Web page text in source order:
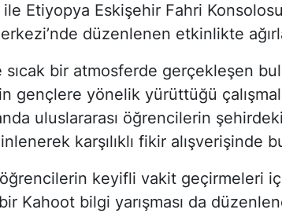
Etiyopya Eskişehir Fahri
düzenlenen etkinlikte
sıcak bir atmosferde gerçekleşen
gençlere yönelik yürüttüğü
uluslararası öğrencilerin
karşılıklı fikir alışverişinde
keyifli vakit geçirmeleri
Kahoot bilgi yarışması da